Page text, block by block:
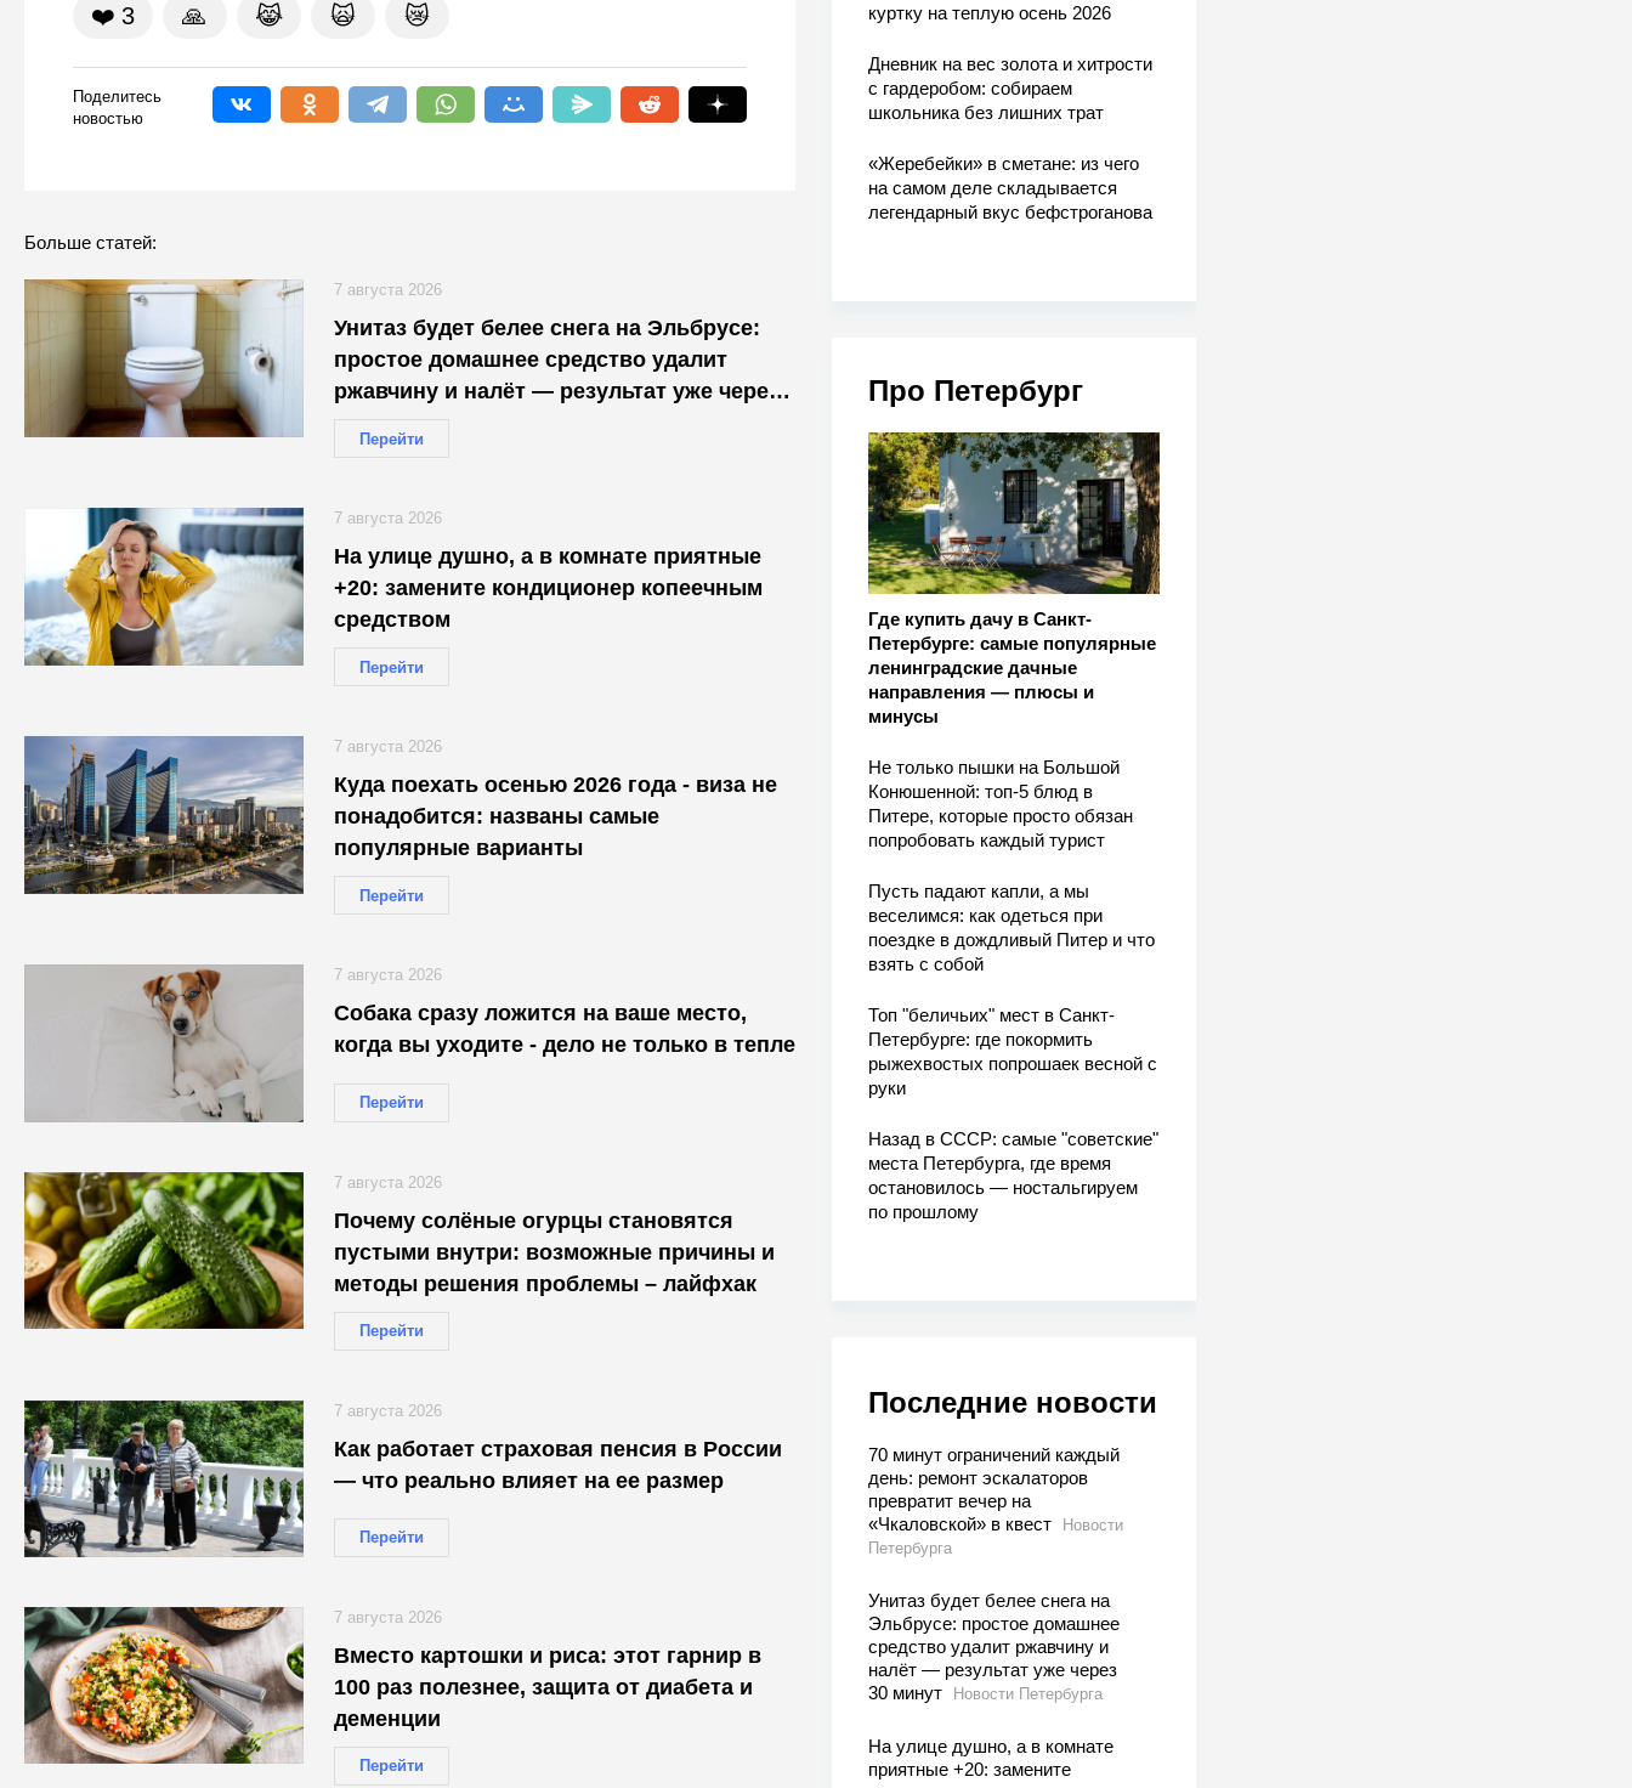
куртку на теплую осень 2026
Дневник на вес золота и хитрости
с гардеробом: собираем
школьника без лишних трат
«Жеребейки» в сметане: из чего
на самом деле складывается
легендарный вкус бефстроганова
Про Петербург
Где купить дачу в Санкт-
Петербурге: самые популярные
ленинградские дачные
направления — плюсы и
минусы
Не только пышки на Большой
Конюшенной: топ-5 блюд в
Питере, которые просто обязан
попробовать каждый турист
Пусть падают капли, а мы
веселимся: как одеться при
поездке в дождливый Питер и что
взять с собой
Топ "беличьих" мест в Санкт-
Петербурге: где покормить
рыжехвостых попрошаек весной с
руки
Назад в СССР: самые "советские"
места Петербурга, где время
остановилось — ностальгируем
по прошлому
Последние новости
70 минут ограничений каждый
день: ремонт эскалаторов
превратит вечер на
«Чкаловской» в квест
Новости
Петербурга
Унитаз будет белее снега на
Эльбрусе: простое домашнее
средство удалит ржавчину и
налёт — результат уже через
30 минут
Новости Петербурга
На улице душно, а в комнате
приятные +20: замените
❤️ 3 🙏 😹 🙀 😿
Поделитесь
новостью
Больше статей:
Унитаз будет белее снега на Эльбрусе:
простое домашнее средство удалит
ржавчину и налёт — результат уже через
Перейти
7 августа 2026
На улице душно, а в комнате приятные
+20: замените кондиционер копеечным
средством
Перейти
7 августа 2026
Куда поехать осенью 2026 года - виза не
понадобится: названы самые
популярные варианты
Перейти
7 августа 2026
Собака сразу ложится на ваше место,
когда вы уходите - дело не только в тепле
Перейти
7 августа 2026
Почему солёные огурцы становятся
пустыми внутри: возможные причины и
методы решения проблемы – лайфхак
Перейти
7 августа 2026
Как работает страховая пенсия в России
— что реально влияет на ее размер
Перейти
7 августа 2026
Вместо картошки и риса: этот гарнир в
100 раз полезнее, защита от диабета и
деменции
Перейти
7 августа 2026